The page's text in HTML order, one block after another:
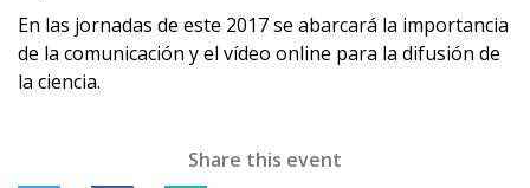
En las jornadas de este 2017 se abarcará la importancia
de la comunicación y el vídeo online para la difusión de
la ciencia.
Share this event